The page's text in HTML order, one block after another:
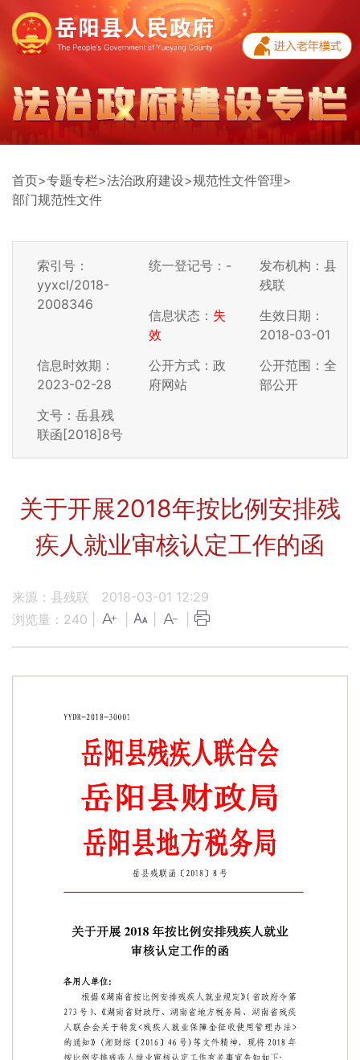
首页>专题专栏>法治政府建设>规范性文件管理>
部门规范性文件
索引号：
yyxcl/2018-
2008346
统一登记号：-
发布机构：县
残联
信息状态： 失
效
生效日期：
2018-03-01
信息时效期：
2023-02-28
公开方式：政
府网站
公开范围：全
部公开
文号：岳县残
联函[2018]8号
关于开展2018年按比例安排残
疾人就业审核认定工作的函
来源：县残联
2018-03-01 12:29
浏览量： 240